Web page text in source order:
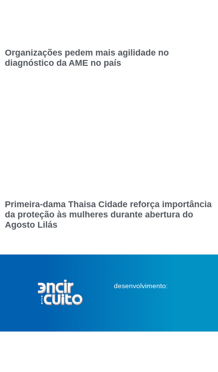
Organizações pedem mais agilidade no
diagnóstico da AME no país
Primeira-dama Thaisa Cidade reforça importância
da proteção às mulheres durante abertura do
Agosto Lilás
desenvolvimento: